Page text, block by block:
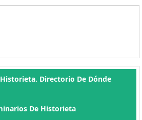
Directorio De Dónde
De Historieta